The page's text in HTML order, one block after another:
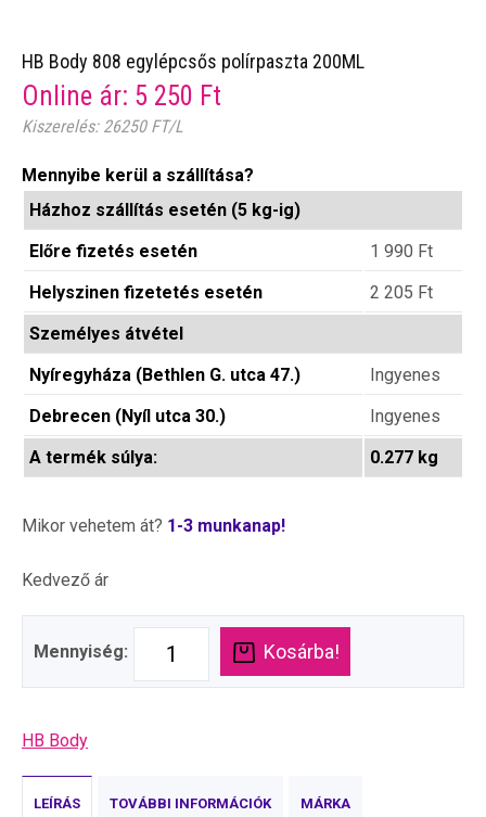
HB Body 808 egylépcsős polírpaszta 200ML
Online ár: 5 250 Ft
Kiszerelés: 26250 FT/L
Mennyibe kerül a szállítása?
Házhoz szállítás esetén (5 kg-ig)
Előre fizetés esetén
1 990 Ft
Helyszinen fizetetés esetén
2 205 Ft
Személyes átvétel
Nyíregyháza (Bethlen G. utca 47.)
Ingyenes
Debrecen (Nyíl utca 30.)
Ingyenes
A termék súlya:
0.277 kg
Mikor vehetem át? 1-3 munkanap!
Kedvező ár
Mennyiség: Kosárba!
HB Body
LEÍRÁS TOVÁBBI INFORMÁCIÓK MÁRKA